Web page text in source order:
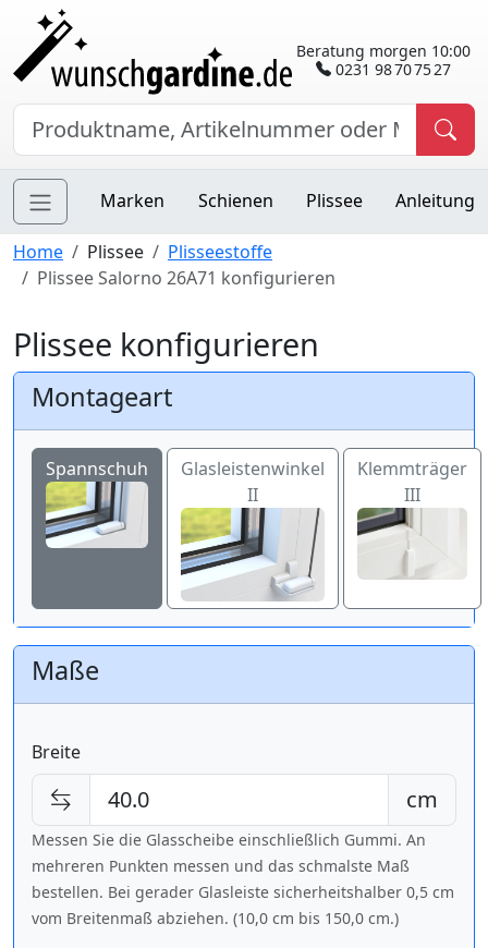
Beratung morgen 10:00
0231 98 70 75 27
Marken Schienen Plissee Anleitung
Home Plissee
Plisseestoffe
Plissee Salorno 26A71 konfigurieren
Plissee konfigurieren
Montageart
Spannschuh
Glasleistenwinkel
II
Klemmträger
III
Maße
Breite
cm
Messen Sie die Glasscheibe einschließlich Gummi. An
mehreren Punkten messen und das schmalste Maß
bestellen. Bei gerader Glasleiste sicherheitshalber 0,5 cm
vom Breitenmaß abziehen. (10,0 cm bis 150,0 cm.)